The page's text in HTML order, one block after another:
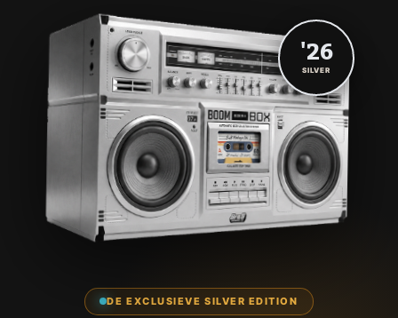
DE EXCLUSIEVE SILVER EDITION
'26
SILVER